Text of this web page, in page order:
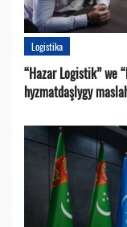
Logistika
“Hazar Logistik” we
hyzmatdaşlygy